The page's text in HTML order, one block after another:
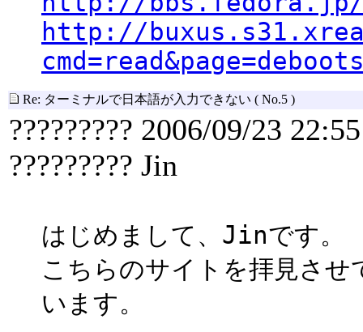
http://
Re: ターミナルで日本語が入力できない ( No.5 )
????????? 2006/09/23 22:55
????????? Jin
はじめまして、Jinです。
こちらのサイトを拝見さ
います。